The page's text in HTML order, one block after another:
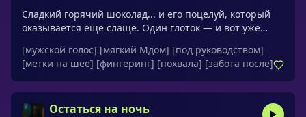
Сладкий горячий шоколад... и его поцелуй, который
оказывается еще слаще. Один глоток — и вот уже
по всему телу, сметая все условности. Этот зимний
уикенд запомнится вам не сугробами за окном, а
жаром постели и огнем в камине.Обращения: милая,
дорогая, детка, моя девочка, моя маленькая
послушная девочка, умница, чертовка, родная
[мужской голос] [мягкий Мдом] [под руководством]
[метки на шее] [фингеринг] [похвала] [забота после]
Остаться на ночь